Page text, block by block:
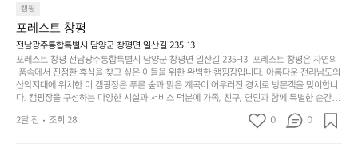
다.
그
럴
때
는
차
고
다
니
고
싶
어
하
지
않
은
디
자
무
좋
네
요
이
함께 좋은 시간을 보낼 수 있다는 것입니다. 또한, 하이글루 인근에는 다양한 트레킹 코스와
자전거 도로가 있어 아웃도어 활동을 좋아하는 이들에게 더욱 참조할 만한 장소가 됩니다.
담양의 아름다운 자연과 함께, 건강한 레저 활동을 즐기며 행복한 캠핑 경험을 쌓으실 수 있
습니다. 하이글루에서 특별한 순간을 만끽해보세요. 따뜻한 햇살과 함께하는 아침, 상징적인
담양의 죽녹원과 함께 어우러진 저녁, 그리고 고요한 밤하늘 아래에서 별을 바라보며 나누는
이야기들은 여러분의 캠핑 여행을 더욱 특별하게 만들어 줄 것입니다.  인기 정도: ★★★★
★
캠핑
포레스트 창평
전남광주통합특별시 담양군 창평면 일산길 235-13
포레스트 창평 전남광주통합특별시 담양군 창평면 일산길 235-13  포레스트 창평은 자연의
품속에서 진정한 휴식을 찾고 싶은 이들을 위한 완벽한 캠핑장입니다. 아름다운 전라남도의
산악지대에 위치한 이 캠핑장은 푸른 숲과 맑은 계곡이 어우러진 경치로 방문객을 맞이합니
다. 캠핑장을 구성하는 다양한 시설과 서비스 덕분에 가족, 친구, 연인과 함께 특별한 순간을
만들어갈 수 있는 최적의 공간이 됩니다.  포레스트 창평은 주말마다 직접 재배한 신선한 농
산물을 제공하는 캠핑장으로, 현지에서만 느낄 수 있는 자연의 맛을 경험할 수 있습니다. 또
2달 전 조회 28 0 0